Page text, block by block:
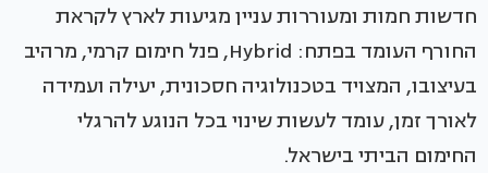
חדשות חמות ומעוררות עניין מגיעות לארץ לקראת
החורף העומד בפתח: Hybrid, פנל חימום קרמי, מרהיב
בעיצובו, המצויד בטכנולוגיה חסכונית, יעילה ועמידה
לאורך זמן, עומד לעשות שינוי בכל הנוגע להרגלי
החימום הביתי בישראל.